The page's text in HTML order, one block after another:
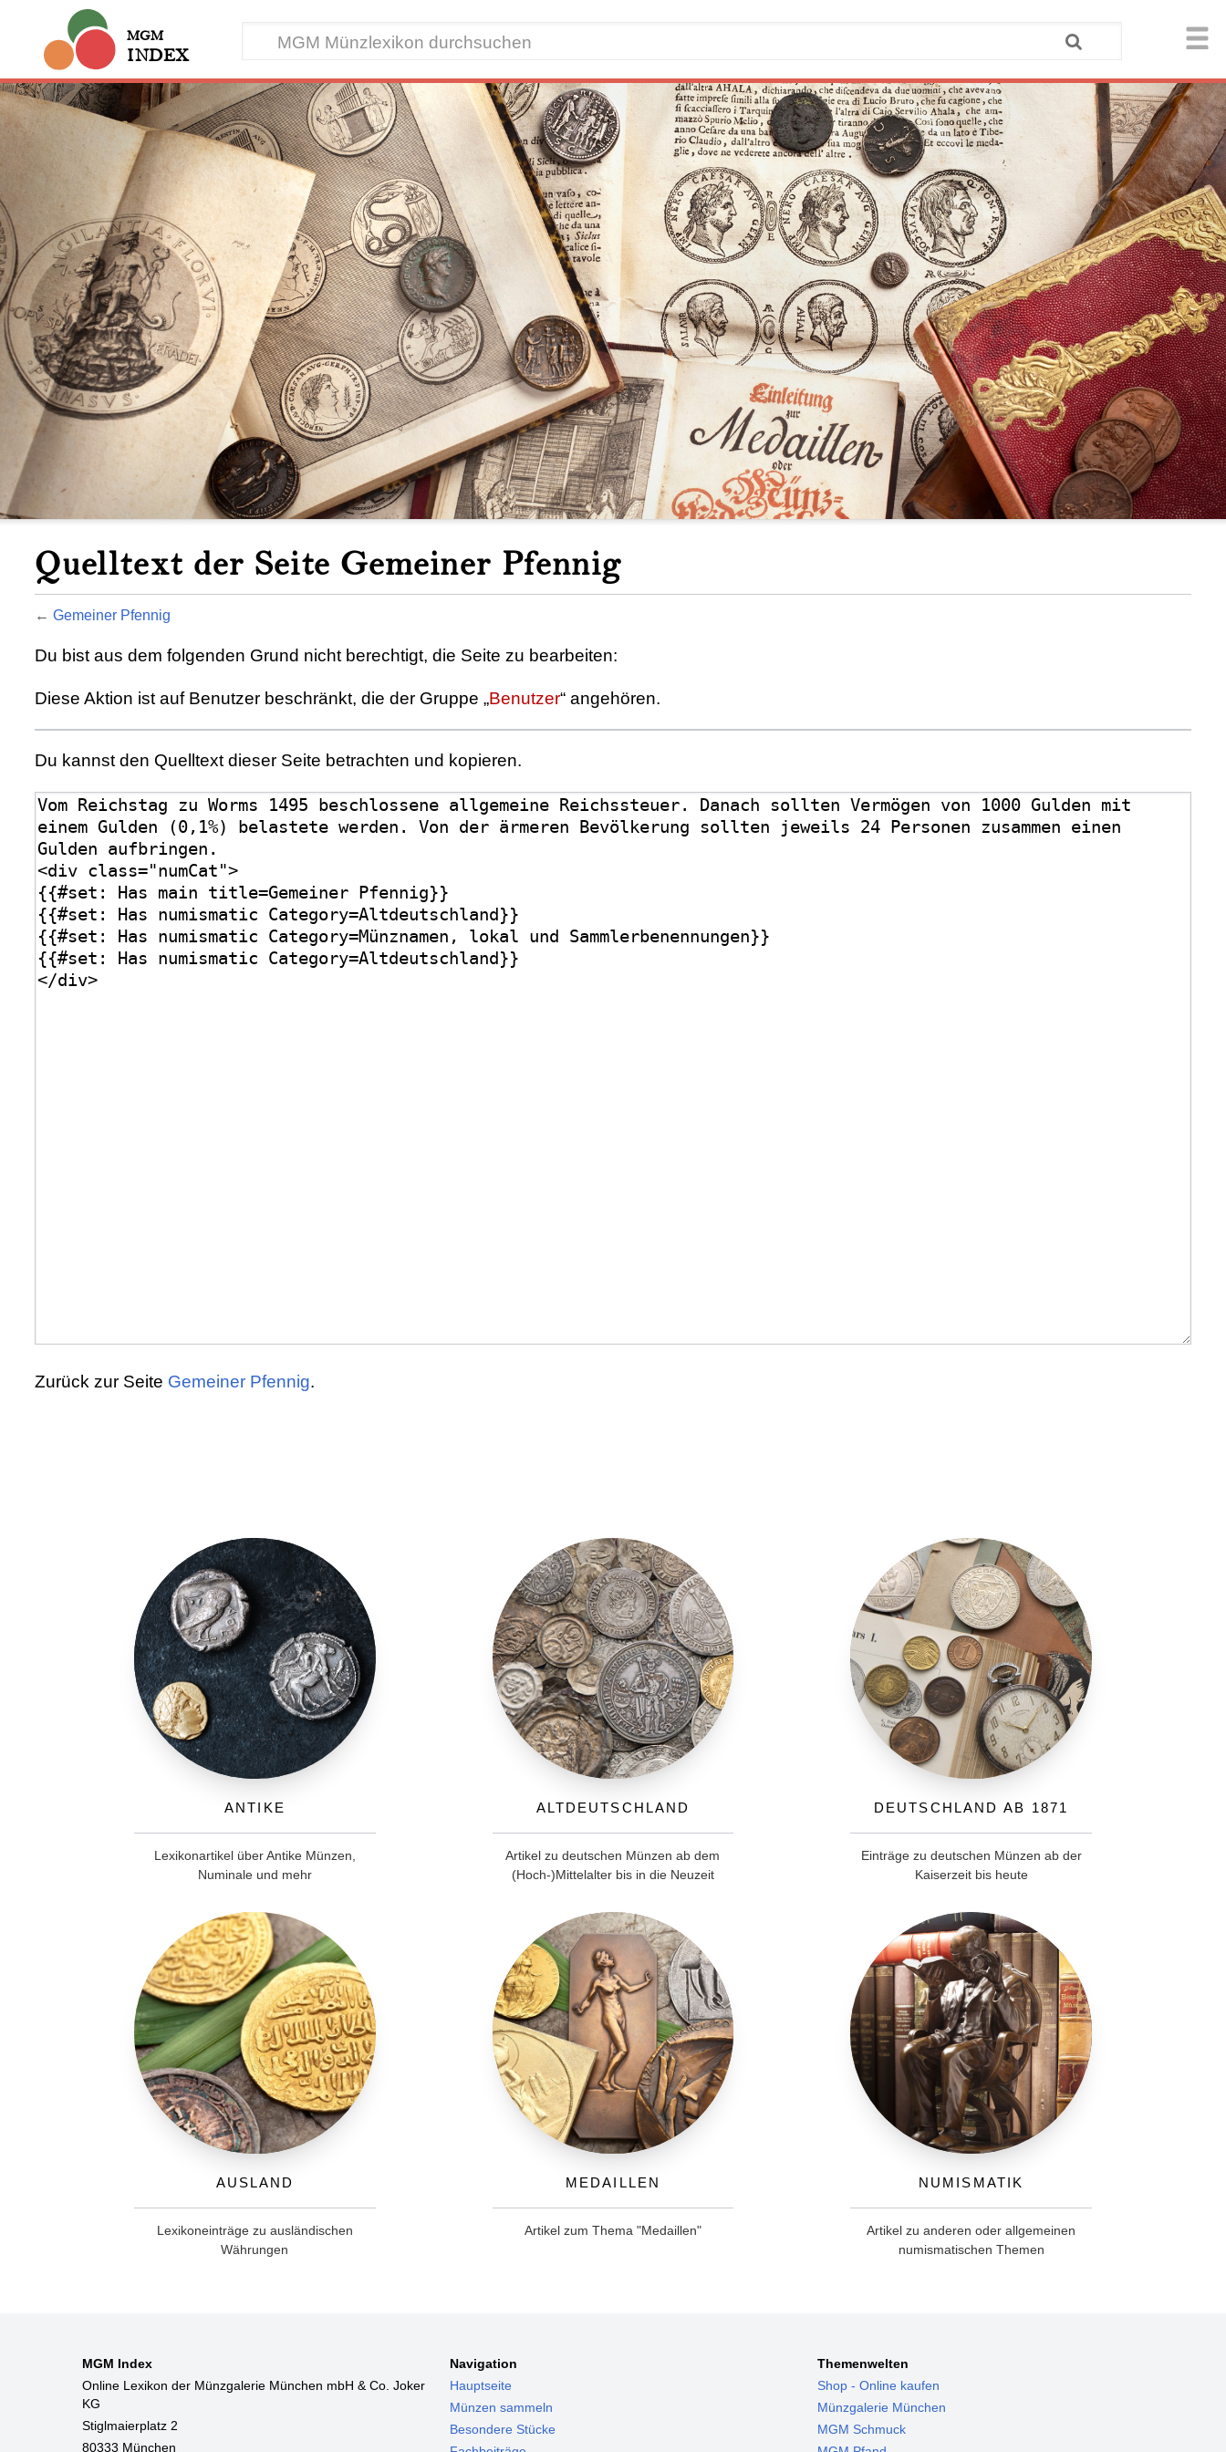
MGM
INDEX
Quelltext der Seite Gemeiner Pfennig
←Gemeiner Pfennig
Du bist aus dem folgenden Grund nicht berechtigt, die Seite zu bearbeiten:
Diese Aktion ist auf Benutzer beschränkt, die der Gruppe „Benutzer“ angehören.
Du kannst den Quelltext dieser Seite betrachten und kopieren.
Zurück zur Seite Gemeiner Pfennig.
Antike
Lexikonartikel über Antike Münzen,
Numinale und mehr
Altdeutschland
Artikel zu deutschen Münzen ab dem
(Hoch-)Mittelalter bis in die Neuzeit
Deutschland ab 1871
Einträge zu deutschen Münzen ab der
Kaiserzeit bis heute
Ausland
Lexikoneinträge zu ausländischen
Währungen
Medaillen
Artikel zum Thema "Medaillen"
Numismatik
Artikel zu anderen oder allgemeinen
numismatischen Themen
MGM Index
Online Lexikon der Münzgalerie München mbH & Co. Joker
KG
Stiglmaierplatz 2
80333 München
Navigation
Hauptseite
Münzen sammeln
Besondere Stücke
Themenwelten
Shop - Online kaufen
Münzgalerie München
MGM Schmuck